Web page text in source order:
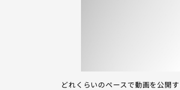
どれくらいのペースで動画を公開